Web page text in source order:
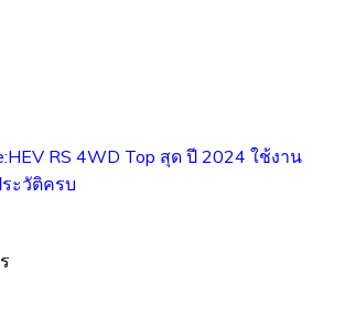
RS 4WD Top สุด ปี 2024 ใช้งาน
ะวัติครบ